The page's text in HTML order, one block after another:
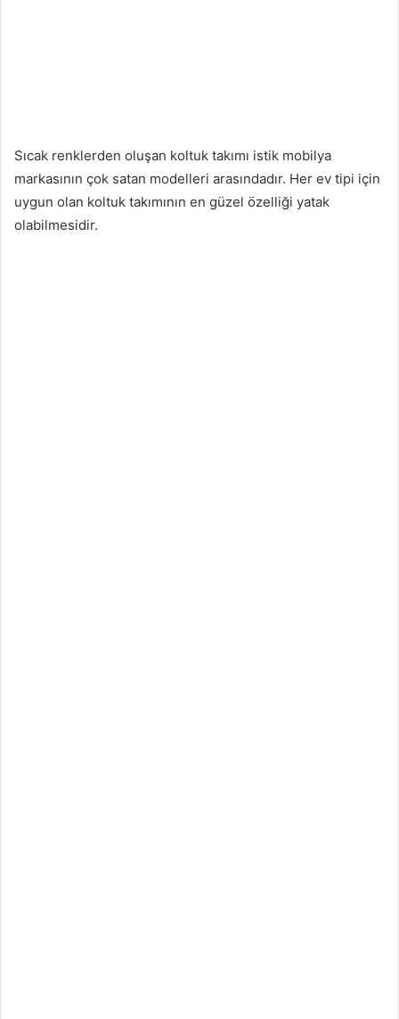
Sıcak renklerden oluşan koltuk takımı istik mobilya
markasının çok satan modelleri arasındadır. Her ev tipi için
uygun olan koltuk takımının en güzel özelliği yatak
olabilmesidir.